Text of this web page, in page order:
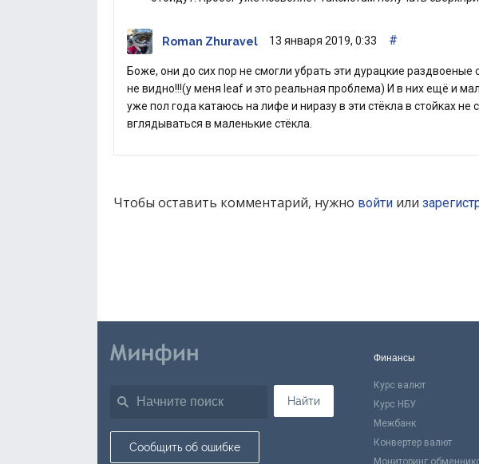
Roman Zhuravel 13 января 2019, 0:33 #
Боже, они до сих пор не смогли убрать эти дурацкие раздвоеные
не видно!!!(у меня leaf и это реальная проблема) И в них ещё и
уже пол года катаюсь на лифе и ниразу в эти стёкла в стойках
вглядываться в маленькие стёкла.
Чтобы оставить комментарий, нужно войти или
Найти
Сообщить об ошибке
Финансы
Курс валют
Курс НБУ
Межбанк
Конвертер валют
Мониторинг